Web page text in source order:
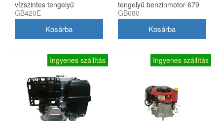
vízszintes tengelyű
benzines motor 420 cm3 9
GB420E
tengelyű benzinmotor 679
cm3 22 LE önindítós
GB680
Ingyenes szállítás Ingyenes szállítás